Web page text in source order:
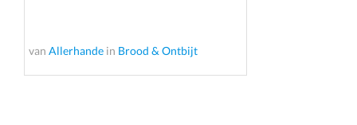
van Allerhande in Brood & Ontbijt